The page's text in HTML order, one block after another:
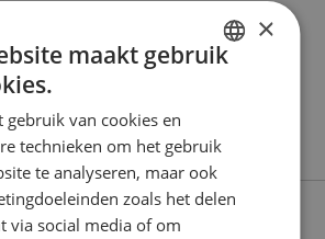
bezit als trekauto. Uit het
onderzoek van campingspecialist
zich onder andere
FRENCH
GERMAN
×
maakt gebruik
gebruik van cookies en
technieken om het gebruik
te analyseren, maar ook
zoals het delen
via social media of om